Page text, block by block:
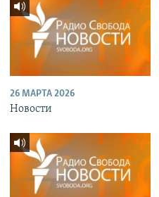
26 МАРТА 2026
Новости